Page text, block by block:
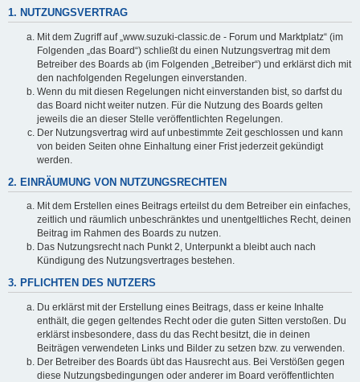
1. NUTZUNGSVERTRAG
Mit dem Zugriff auf „www.suzuki-classic.de - Forum und Marktplatz“ (im
Folgenden „das Board“) schließt du einen Nutzungsvertrag mit dem
Betreiber des Boards ab (im Folgenden „Betreiber“) und erklärst dich mit
den nachfolgenden Regelungen einverstanden.
Wenn du mit diesen Regelungen nicht einverstanden bist, so darfst du
das Board nicht weiter nutzen. Für die Nutzung des Boards gelten
jeweils die an dieser Stelle veröffentlichten Regelungen.
Der Nutzungsvertrag wird auf unbestimmte Zeit geschlossen und kann
von beiden Seiten ohne Einhaltung einer Frist jederzeit gekündigt
werden.
2. EINRÄUMUNG VON NUTZUNGSRECHTEN
Mit dem Erstellen eines Beitrags erteilst du dem Betreiber ein einfaches,
zeitlich und räumlich unbeschränktes und unentgeltliches Recht, deinen
Beitrag im Rahmen des Boards zu nutzen.
Das Nutzungsrecht nach Punkt 2, Unterpunkt a bleibt auch nach
Kündigung des Nutzungsvertrages bestehen.
3. PFLICHTEN DES NUTZERS
Du erklärst mit der Erstellung eines Beitrags, dass er keine Inhalte
enthält, die gegen geltendes Recht oder die guten Sitten verstoßen. Du
erklärst insbesondere, dass du das Recht besitzt, die in deinen
Beiträgen verwendeten Links und Bilder zu setzen bzw. zu verwenden.
Der Betreiber des Boards übt das Hausrecht aus. Bei Verstößen gegen
diese Nutzungsbedingungen oder anderer im Board veröffentlichten